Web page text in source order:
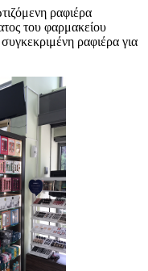
ραφιέρα
του φαρμακείου
ραφιέρα για